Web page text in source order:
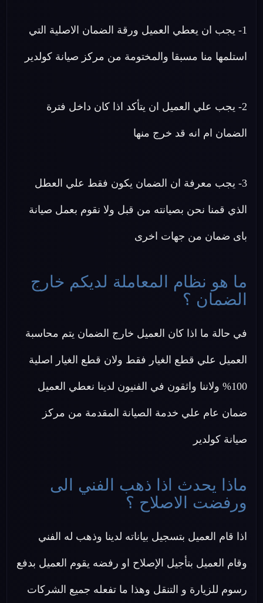
1- يجب ان يعطي العميل ورقة الضمان الاصلية التي
استلمها منا مسبقا والمختومة من مركز صيانة كولدير
2- يجب علي العميل ان يتأكد اذا كان داخل فترة
الضمان ام انه قد خرج منها
3- يجب معرفة ان الضمان يكون فقط علي العطل
الذي قمنا نحن بصيانته من قبل ولا نقوم بعمل صيانة
باى ضمان من جهات اخرى
ما هو نظام المعاملة لديكم خارج
الضمان ؟
في حالة ما اذا كان العميل خارج الضمان يتم محاسبة
العميل علي قطع الغيار فقط ولان قطع الغيار اصلية
100% ولاننا واثقون في الفنيون لدينا نعطي العميل
ضمان عام علي خدمة الصيانة المقدمة من مركز
صيانة كولدير
ماذا يحدث اذا ذهب الفني الى
ورفضت الاصلاح ؟
اذا قام العميل بتسجيل بياناته لدينا وذهب له الفني
وقام العميل بتأجيل الإصلاح او رفضه يقوم العميل بدفع
رسوم للزيارة و التنقل وهذا ما تفعله جميع الشركات